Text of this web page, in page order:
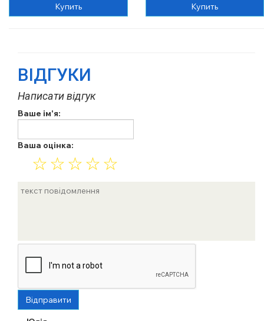
Купить Купить
ВІДГУКИ
Написати відгук
Ваше ім'я:
Ваша оцінка:
☆
☆
☆
☆
☆
Відправити